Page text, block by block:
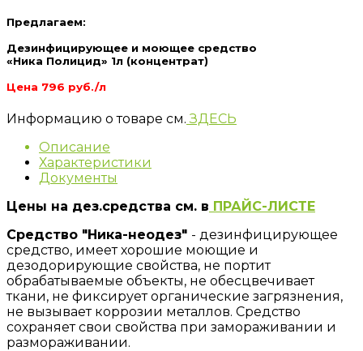
Предлагаем:
Дезинфицирующее и моющее средство
«Ника Полицид» 1л (концентрат)
Цена 796 руб./л
Информацию о товаре см. ЗДЕСЬ
Описание
Характеристики
Документы
Цены на дез.средства см. в ПРАЙС-ЛИСТЕ
Средство "Ника-неодез" - дезинфицирующее
средство, имеет хорошие моющие и
дезодорирующие свойства, не портит
обрабатываемые объекты, не обесцвечивает
ткани, не фиксирует органические загрязнения,
не вызывает коррозии металлов. Средство
сохраняет свои свойства при замораживании и
размораживании.